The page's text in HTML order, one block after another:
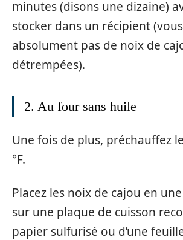
minutes (disons une dizaine)
stocker dans un récipient
absolument pas de noix de
détrempées).
2. Au four sans huile
Une fois de plus, préchauffez
°F.
Placez les noix de cajou en
sur une plaque de cuisson
papier sulfurisé ou d’une